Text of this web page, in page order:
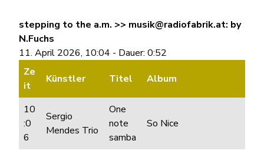
stepping to the a.m. >> musik@radiofabrik.at: by
N.Fuchs
11. April 2026, 10:04 - Dauer: 0:52
Ze
it
Künstler Titel Album
10
:0
6
Sergio
Mendes Trio
One
note
samba
So Nice